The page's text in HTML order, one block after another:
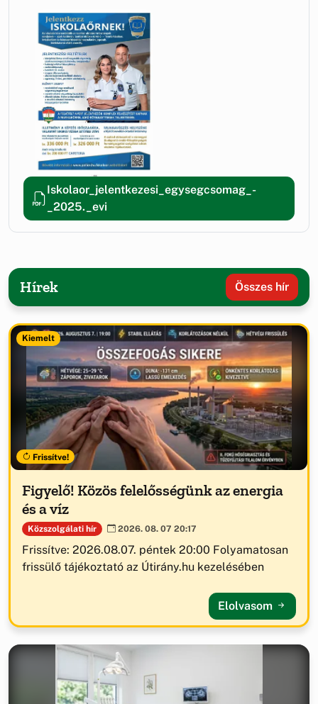
Iskolaor_jelentkezesi_egysegcsomag_-
_2025._evi
Hírek Összes hír
Kiemelt
Frissítve!
Figyelő! Közös felelősségünk az energia
és a víz
Közszolgálati hír 2026. 08. 07 20:17
Frissítve: 2026.08.07. péntek 20:00 Folyamatosan
frissülő tájékoztató az Útirány.hu kezelésében
Elolvasom